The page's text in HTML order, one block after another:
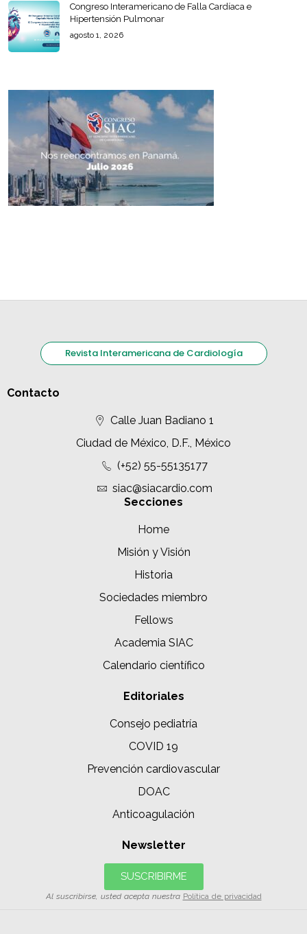
Congreso Interamericano de Falla Cardíaca e
Hipertensión Pulmonar
agosto 1, 2026
Revista Interamericana de Cardiología
Contacto
Calle Juan Badiano 1
Ciudad de México, D.F., México
(+52) 55-55135177
siac@siacardio.com
Secciones
Home
Misión y Visión
Historia
Sociedades miembro
Fellows
Academia SIAC
Calendario científico
Editoriales
Consejo pediatría
COVID 19
Prevención cardiovascular
DOAC
Anticoagulación
Newsletter
SUSCRIBIRME
Al suscribirse, usted acepta nuestra Política de privacidad